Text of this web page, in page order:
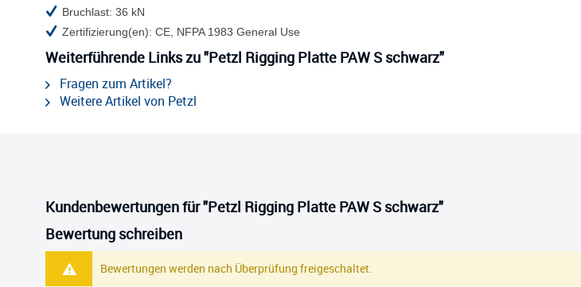
Bruchlast: 36 kN
Zertifizierung(en): CE, NFPA 1983 General Use
Weiterführende Links zu "Petzl Rigging Platte PAW S schwarz"
Fragen zum Artikel?
Weitere Artikel von Petzl
Kundenbewertungen für "Petzl Rigging Platte PAW S schwarz"
Bewertung schreiben
Bewertungen werden nach Überprüfung freigeschaltet.